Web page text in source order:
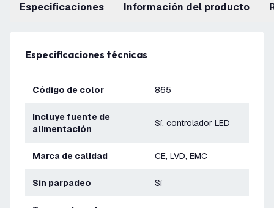
Especificaciones información del producto
Especificaciones técnicas
Código de color 865
Incluye fuente de
alimentación
Sí, controlador LED
Marca de calidad CE, LVD, EMC
Sin parpadeo Sí